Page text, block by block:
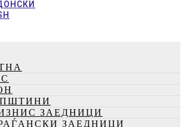
ЗАЕДНИЦИ
ЗАЕДНИЦИ